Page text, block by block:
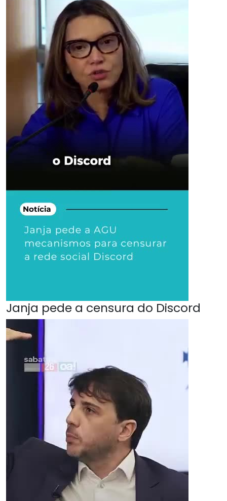
Janja pede a censura do Discord